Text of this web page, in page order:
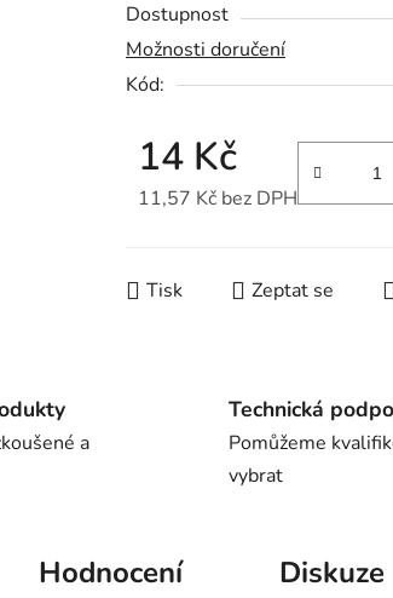
Dostupnost
Možnosti doručení
Kód:
14 Kč
11,57 Kč bez DPH
Tisk Zeptat se
a
Technická
Pomůžeme
vybrat
Hodnocení Diskuze